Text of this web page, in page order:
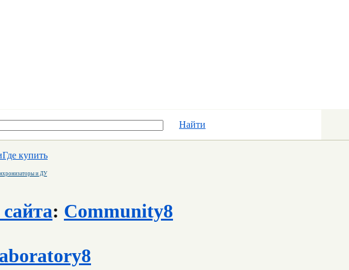
Найти
Где купить
и ДУ
: Community8